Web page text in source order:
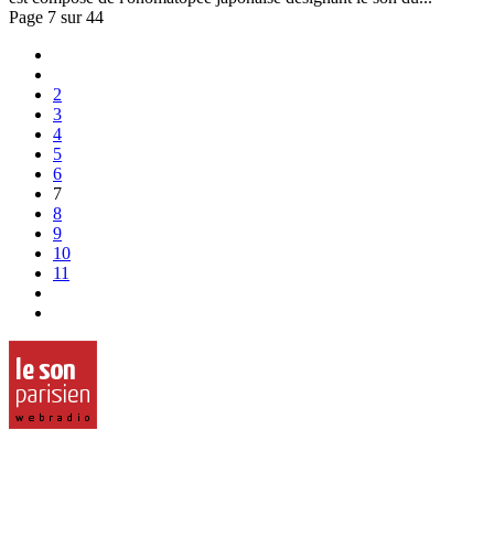
Page 7 sur 44
2
3
4
5
6
7
8
9
10
11